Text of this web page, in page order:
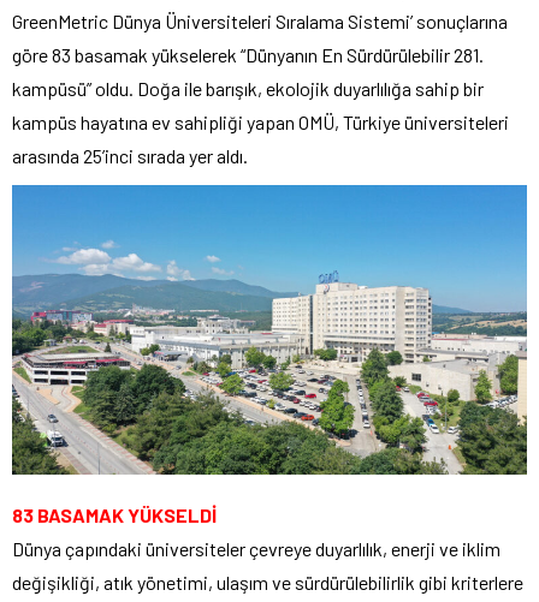
GreenMetric Dünya Üniversiteleri Sıralama Sistemi’ sonuçlarına
göre 83 basamak yükselerek “Dünyanın En Sürdürülebilir 281.
kampüsü” oldu. Doğa ile barışık, ekolojik duyarlılığa sahip bir
kampüs hayatına ev sahipliği yapan OMÜ, Türkiye üniversiteleri
arasında 25’inci sırada yer aldı.
83 BASAMAK YÜKSELDİ
Dünya çapındaki üniversiteler çevreye duyarlılık, enerji ve iklim
değişikliği, atık yönetimi, ulaşım ve sürdürülebilirlik gibi kriterlere